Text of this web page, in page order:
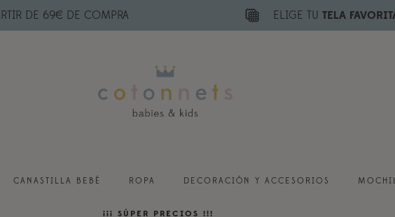
DE 69€ DE COMPRA ELIGE TU TELA
CANASTILLA BEBÉ ROPA DECORACIÓN Y ACCESORIOS
¡¡¡ SÚPER PRECIOS !!!